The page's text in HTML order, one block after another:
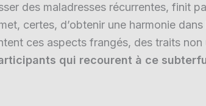
des maladresses récurrentes, finit
certes, d’obtenir une harmonie
ces aspects frangés, des traits
qui recourent à ce